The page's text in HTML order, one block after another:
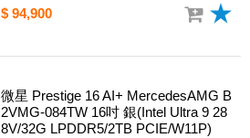
$ 94,900
微星 Prestige 16 AI+ MercedesAMG B
2VMG-084TW 16吋 銀(Intel Ultra 9 28
8V/32G LPDDR5/2TB PCIE/W11P)